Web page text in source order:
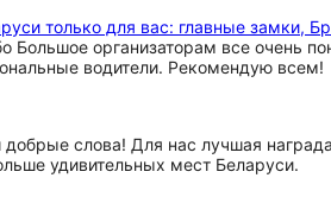
только для вас: главные замки,
Большое организаторам все очень
водители. Рекомендую всем!
добрые слова! Для нас лучшая
удивительных мест Беларуси.